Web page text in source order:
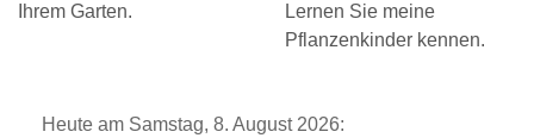
Ihrem Garten.
Lernen Sie meine
Pflanzenkinder kennen.
Heute am Samstag, 8. August 2026: